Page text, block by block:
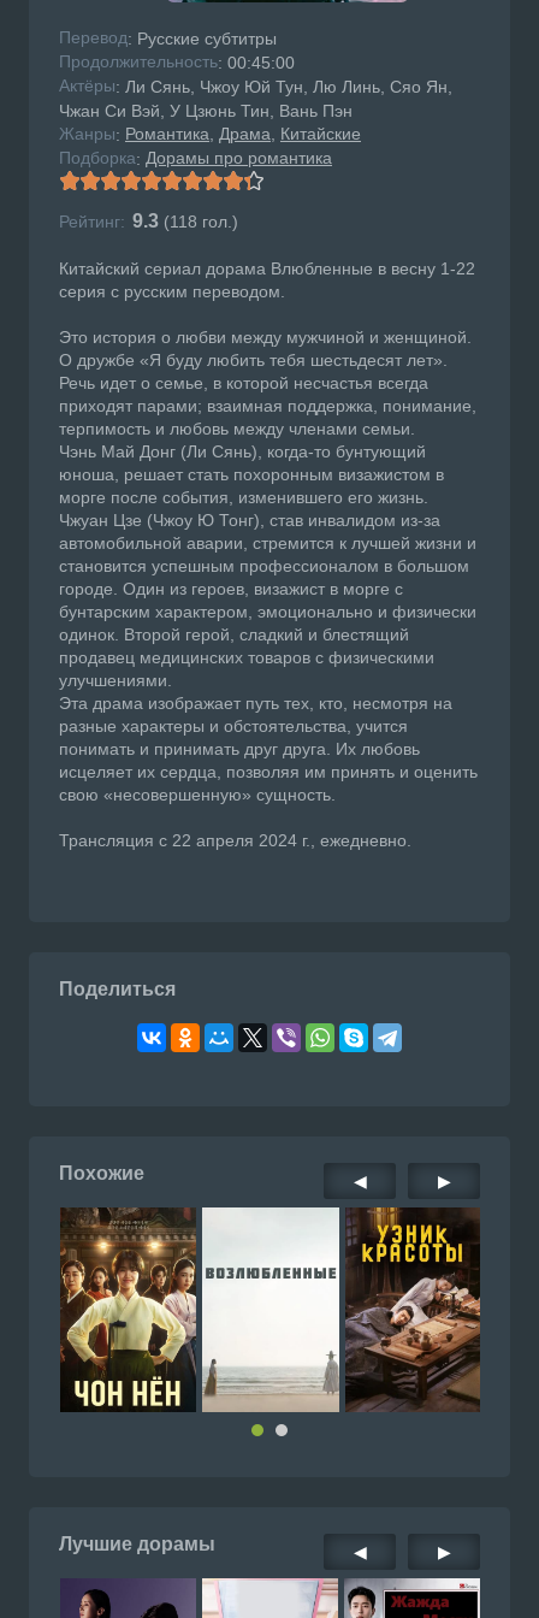
Перевод: Русские субтитры
Продолжительность: 00:45:00
Актёры: Ли Сянь, Чжоу Юй Тун, Лю Линь, Сяо Ян,
Чжан Си Вэй, У Цзюнь Тин, Вань Пэн
Жанры: Романтика Драма Китайские
Подборка: Дорамы про романтика
Рейтинг: 9.3 (118 гол.)
Китайский сериал дорама Влюбленные в весну 1-22
серия с русским переводом.
Это история о любви между мужчиной и женщиной.
О дружбе «Я буду любить тебя шестьдесят лет».
Речь идет о семье, в которой несчастья всегда
приходят парами; взаимная поддержка, понимание,
терпимость и любовь между членами семьи.
Чэнь Май Донг (Ли Сянь), когда-то бунтующий
юноша, решает стать похоронным визажистом в
морге после события, изменившего его жизнь.
Чжуан Цзе (Чжоу Ю Тонг), став инвалидом из-за
автомобильной аварии, стремится к лучшей жизни и
становится успешным профессионалом в большом
городе. Один из героев, визажист в морге с
бунтарским характером, эмоционально и физически
одинок. Второй герой, сладкий и блестящий
продавец медицинских товаров с физическими
улучшениями.
Эта драма изображает путь тех, кто, несмотря на
разные характеры и обстоятельства, учится
понимать и принимать друг друга. Их любовь
исцеляет их сердца, позволяя им принять и оценить
свою «несовершенную» сущность.
Трансляция с 22 апреля 2024 г., ежедневно.
Поделиться
Похожие ◀ ▶
Лучшие дорамы ◀ ▶